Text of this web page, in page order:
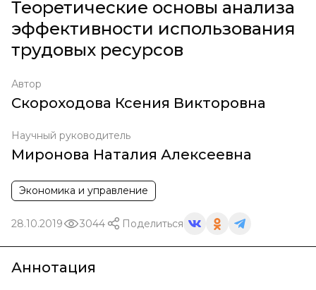
Теоретические основы анализа
эффективности использования
трудовых ресурсов
Автор
Скороходова Ксения Викторовна
Научный руководитель
Миронова Наталия Алексеевна
Экономика и управление
28.10.2019 3044 Поделиться
Аннотация